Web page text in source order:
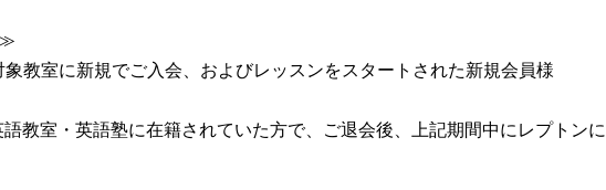
≫
象教室に新規でご入会、およびレッスンをスタートされた新規会員様
教室・英語塾に在籍されていた方で、ご退会後、上記期間中にレプトン